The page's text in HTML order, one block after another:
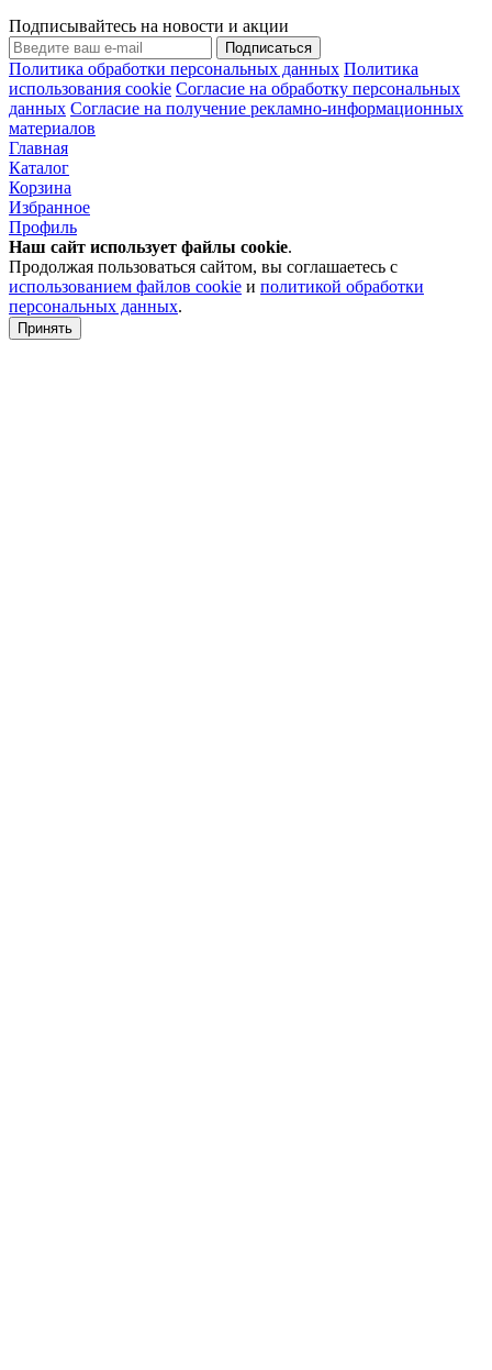
Подписывайтесь на новости и акции
Подписаться
Политика обработки персональных данных Политика
использования cookie Согласие на обработку персональных
данных Согласие на получение рекламно-информационных
материалов
Главная
Каталог
Корзина
Избранное
Профиль
Наш сайт использует файлы cookie.
Продолжая пользоваться сайтом, вы соглашаетесь с
использованием файлов cookie и политикой обработки
персональных данных.
Принять